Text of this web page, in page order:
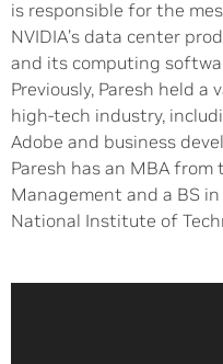
is responsible for the
NVIDIA’s data center
and its computing
Previously, Paresh held
high-tech industry,
Adobe and business
Paresh has an MBA
Management and a BS
National Institute of